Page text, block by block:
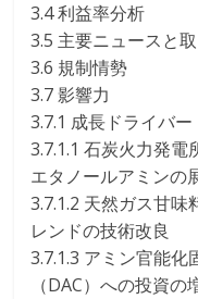
3.4 利益率分析
3.5 主要ニュースと
3.6 規制情勢
3.7 影響力
3.7.1 成長ドライバー
3.7.1.1 石炭火力発電
エタノールアミンの
3.7.1.2 天然ガス甘
レンドの技術改良
3.7.1.3 アミン官能
（DAC）への投資の